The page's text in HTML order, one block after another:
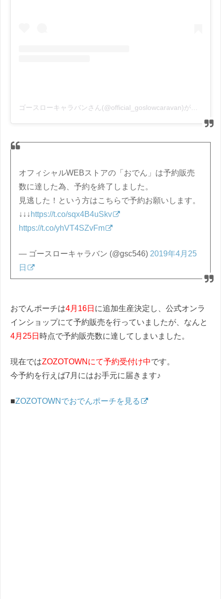
オフィシャルWEBストアの「おでん」は予約販売
数に達した為、予約を終了しました。
見逃した！という方はこちらで予約お願いします。
↓↓↓ https://t.co/sqx4B4uSkv
https://t.co/yhVT4SZvFm
— ゴースローキャラバン (@gsc546) 2019年4月25
日
おでんポーチは4月16日 に追加生産決定し、公式オンラ
インショップにて予約販売を行っていましたが、なんと
4月25日 時点で予約販売数に達してしまいました。
現在ではZOZOTOWNにて予約受付け中です。
今予約を行えば7月にはお手元に届きます♪
■ZOZOTOWNでおでんポーチを見る